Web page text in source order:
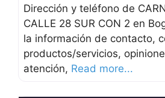
Dirección y teléfono de
CALLE 28 SUR CON 2 en
la información de contacto,
productos/servicios,
atención, Read more...